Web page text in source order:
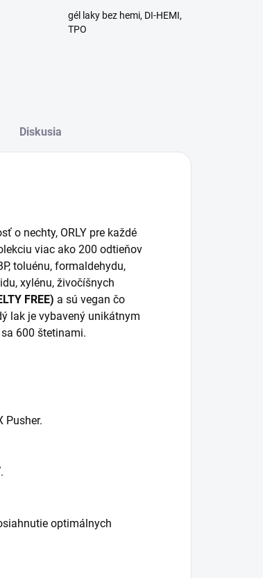
gél laky bez hemi, DI-HEMI,
TPO
Diskusia
o nechty, ORLY pre každé
viac ako 200 odtieňov
toluénu, formaldehydu,
xylénu, živočíšnych
FREE) a sú vegan čo
lak je vybavený unikátnym
600 štetinami.
Pusher.
optimálnych